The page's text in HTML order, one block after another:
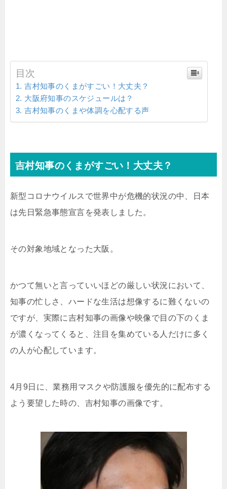
目次
吉村知事のくまがすごい！大丈夫？
大阪府知事のスケジュールは？
吉村知事のくまや体調を心配する声
吉村知事のくまがすごい！大丈夫？
新型コロナウイルスで世界中が危機的状況の中、日本
は先日緊急事態宣言を発表しました。
その対象地域となった大阪。
かつて無いと言っていいほどの厳しい状況において、
知事の忙しさ、ハードな生活は想像するに難くないの
ですが、実際に吉村知事の画像や映像で目の下のくま
が濃くなってくると、注目を集めている人だけに多く
の人が心配しています。
4月9日に、業務用マスクや防護服を優先的に配布する
よう要望した時の、吉村知事の画像です。